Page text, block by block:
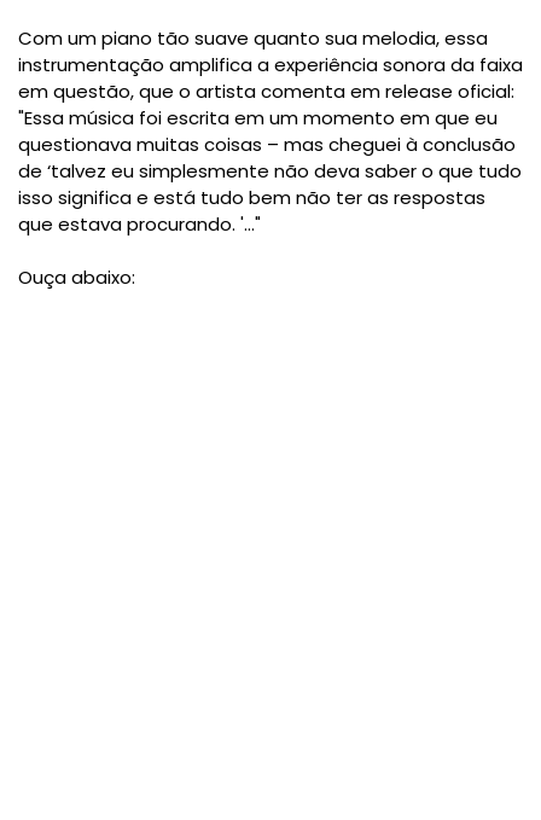
Com um piano tão suave quanto sua melodia, essa
instrumentação amplifica a experiência sonora da faixa
em questão, que o artista comenta em release oficial:
"Essa música foi escrita em um momento em que eu
questionava muitas coisas – mas cheguei à conclusão
de ‘talvez eu simplesmente não deva saber o que tudo
isso significa e está tudo bem não ter as respostas
que estava procurando. '…"
Ouça abaixo: